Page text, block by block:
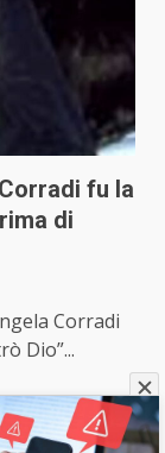
fu la
di
Corradi
Dio”...